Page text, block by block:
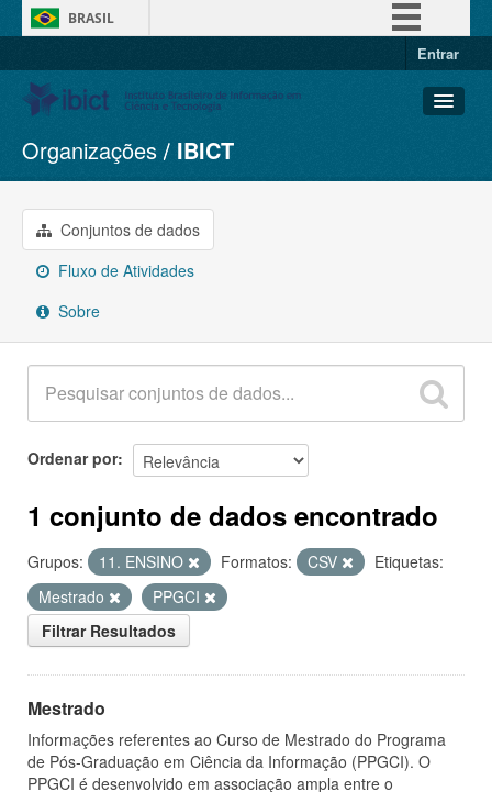
BRASIL
Entrar
Conjuntos de dados
Organizações
Grupos
Sobre
Organizações IBICT
Conjuntos de dados
Fluxo de Atividades
Sobre
Ordenar por
1 conjunto de dados encontrado
Grupos: 11. ENSINO Formatos: CSV
Etiquetas:
Mestrado
PPGCI
Filtrar Resultados
Mestrado
Informações referentes ao Curso de Mestrado do Programa
de Pós-Graduação em Ciência da Informação (PPGCI). O
PPGCI é desenvolvido em associação ampla entre o